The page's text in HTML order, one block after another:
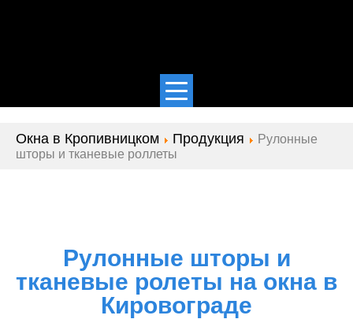
Окна в Кропивницком Продукция
Рулонные
шторы и тканевые роллеты
Рулонные шторы и
тканевые ролеты на окна в
Кировограде